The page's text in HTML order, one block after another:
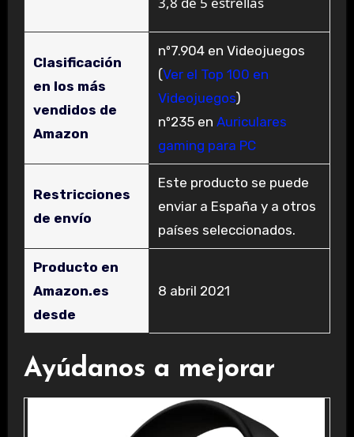
Clasificación
en los más
vendidos de
Amazon
nº7.904 en Videojuegos
(Ver el Top 100 en
Videojuegos)
nº235 en Auriculares
gaming para PC
Restricciones
de envío
Este producto se puede
enviar a España y a otros
países seleccionados.
Producto en
Amazon.es
desde
8 abril 2021
Ayúdanos a mejorar